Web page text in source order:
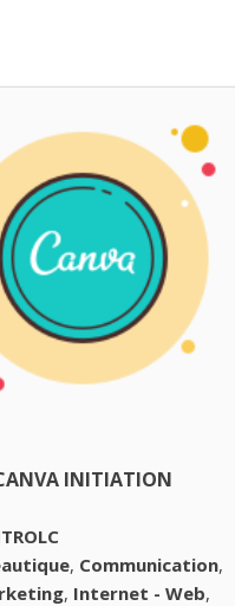
INITIATION
, Communication,
, Internet - Web,